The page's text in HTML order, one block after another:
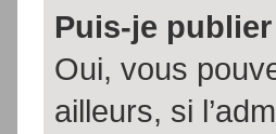
Puis-je
Oui, vous
ailleurs, si